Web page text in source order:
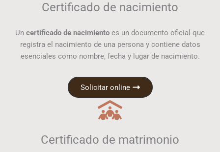
Certificado de nacimiento
Un certificado de nacimiento es un documento oficial que
registra el nacimiento de una persona y contiene datos
esenciales como nombre, fecha y lugar de nacimiento.
Solicitar online
Certificado de matrimonio